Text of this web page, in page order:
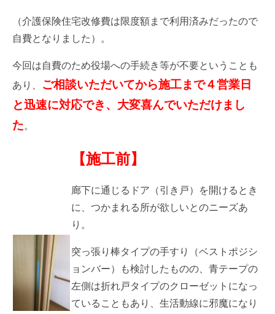
（介護保険住宅改修費は限度額まで利用済みだったので
自費となりました）。
今回は自費のため役場への手続き等が不要ということも
あり、
ご相談いただいてから施工まで４営業日
と迅速に対応でき、大変喜んでいただけまし
た。
【施工前】
廊下に通じるドア（引き戸）を開けるとき
に、つかまれる所が欲しいとのニーズあ
り。
突っ張り棒タイプの手すり（ベストポジシ
ョンバー）も検討したものの、青テープの
左側は折れ戸タイプのクローゼットになっ
ていることもあり、 生活動線に邪魔になり